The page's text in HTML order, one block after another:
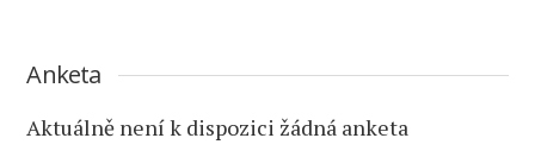
Anketa
Aktuálně není k dispozici žádná anketa